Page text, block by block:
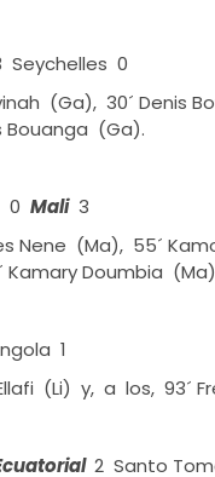
Seychelles 0
(Ga), 30´ Denis
Bouanga (Ga).
0Mali3
Nene (Ma), 55´
Doumbia
1
(Li) y, a los, 93´
2 Santo